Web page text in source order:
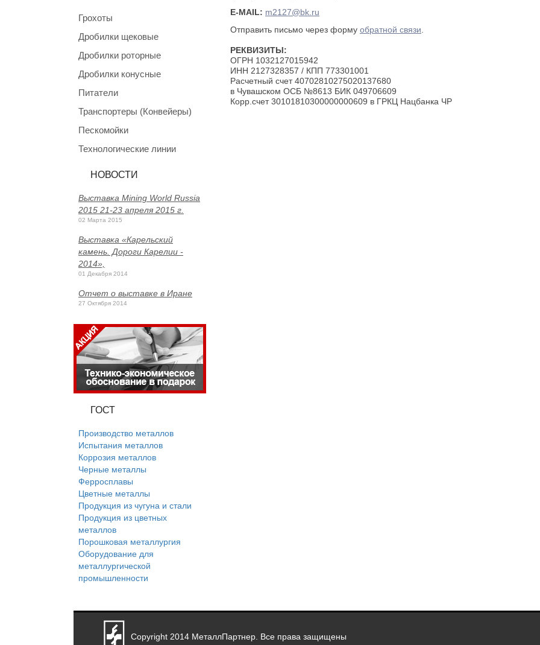
E-MAIL: m2127@bk.ru
Отправить письмо через форму обратной связи
РЕКВИЗИТЫ:
ОГРН 1032127015942
ИНН 2127328357 / КПП 773301001
Расчетный счет 40702810275020137680
в Чувашском ОСБ №8613 БИК 049706609
Корр.счет 30101810300000000609 в ГРКЦ Нацбанка ЧР
Грохоты
Дробилки щековые
Дробилки роторные
Дробилки конусные
Питатели
Транспортеры (Конвейеры)
Пескомойки
Технологические линии
НОВОСТИ
Выставка Mining World Russia
2015 21-23 апреля 2015 г.
02 Марта 2015
Выставка «Карельский
камень. Дороги Карелии -
2014»,
01 Декабря 2014
Отчет о выставке в Иране
27 Октября 2014
ГОСТ
Производство металлов
Испытания металлов
Коррозия металлов
Черные металлы
Ферросплавы
Цветные металлы
Продукция из чугуна и стали
Продукция из цветных
металлов
Порошковая металлургия
Оборудование для
металлургической
промышленности
Copyright 2014 МеталлПартнер. Все права защищены